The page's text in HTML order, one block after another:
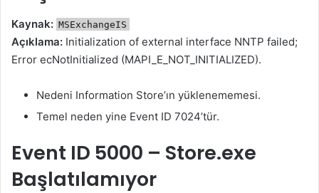
Kaynak: MSExchangeIS
Açıklama: Initialization of external interface NNTP failed;
Error ecNotInitialized (MAPI_E_NOT_INITIALIZED).
Nedeni Information Store’ın yüklenememesi.
Temel neden yine Event ID 7024’tür.
Event ID 5000 – Store.exe
Başlatılamıyor